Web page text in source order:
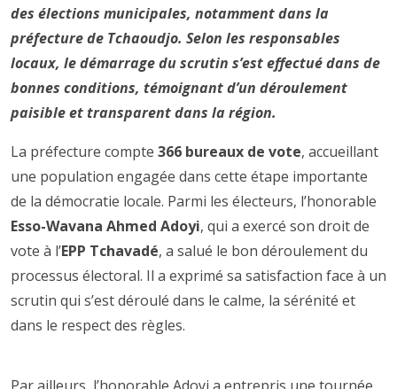
des élections municipales, notamment dans la
préfecture de Tchaoudjo. Selon les responsables
locaux, le démarrage du scrutin s’est effectué dans de
bonnes conditions, témoignant d’un déroulement
paisible et transparent dans la région.
La préfecture compte 366 bureaux de vote, accueillant
une population engagée dans cette étape importante
de la démocratie locale. Parmi les électeurs, l’honorable
Esso-Wavana Ahmed Adoyi, qui a exercé son droit de
vote à l’EPP Tchavadé, a salué le bon déroulement du
processus électoral. Il a exprimé sa satisfaction face à un
scrutin qui s’est déroulé dans le calme, la sérénité et
dans le respect des règles.